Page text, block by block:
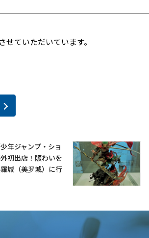
ていただいています。
年ジャンプ・ショ
初出店！賑わいを
城（美罗城）に行